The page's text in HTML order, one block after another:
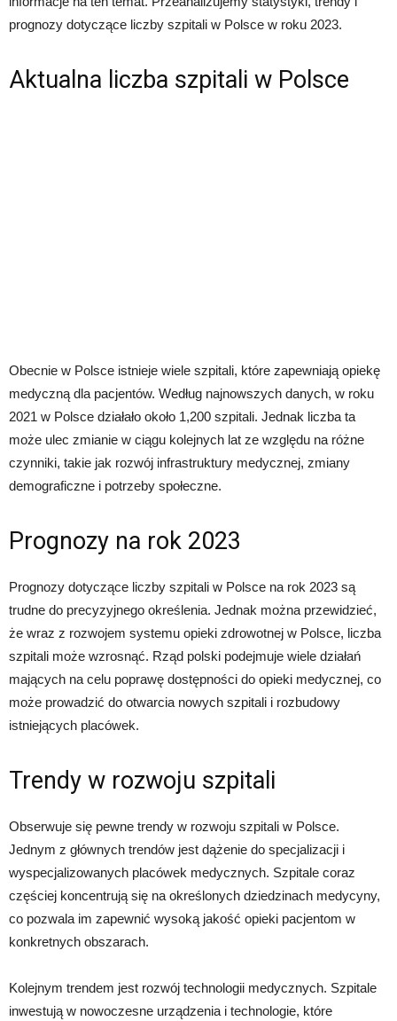
prognozy dotyczące liczby szpitali w Polsce w roku 2023.
Aktualna liczba szpitali w Polsce
Obecnie w Polsce istnieje wiele szpitali, które zapewniają opiekę
medyczną dla pacjentów. Według najnowszych danych, w roku
2021 w Polsce działało około 1,200 szpitali. Jednak liczba ta
może ulec zmianie w ciągu kolejnych lat ze względu na różne
czynniki, takie jak rozwój infrastruktury medycznej, zmiany
demograficzne i potrzeby społeczne.
Prognozy na rok 2023
Prognozy dotyczące liczby szpitali w Polsce na rok 2023 są
trudne do precyzyjnego określenia. Jednak można przewidzieć,
że wraz z rozwojem systemu opieki zdrowotnej w Polsce, liczba
szpitali może wzrosnąć. Rząd polski podejmuje wiele działań
mających na celu poprawę dostępności do opieki medycznej, co
może prowadzić do otwarcia nowych szpitali i rozbudowy
istniejących placówek.
Trendy w rozwoju szpitali
Obserwuje się pewne trendy w rozwoju szpitali w Polsce.
Jednym z głównych trendów jest dążenie do specjalizacji i
wyspecjalizowanych placówek medycznych. Szpitale coraz
częściej koncentrują się na określonych dziedzinach medycyny,
co pozwala im zapewnić wysoką jakość opieki pacjentom w
konkretnych obszarach.
Kolejnym trendem jest rozwój technologii medycznych. Szpitale
inwestują w nowoczesne urządzenia i technologie, które